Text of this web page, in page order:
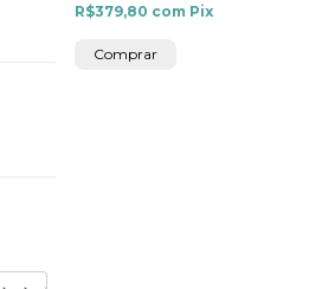
R$379,80 com Pix
Comprar